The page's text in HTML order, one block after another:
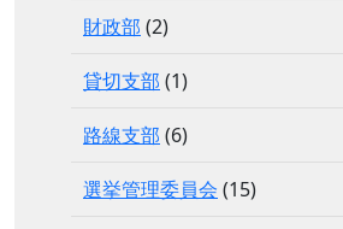
財政部 (2)
貸切支部 (1)
路線支部 (6)
選挙管理委員会 (15)